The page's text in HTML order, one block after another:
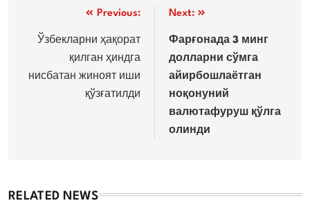
menyusi
Previous:
Ўзбекларни ҳақорат
қилган ҳиндга
нисбатан жиноят иши
қўзғатилди
Next:
Фарғонада 3 минг
долларни сўмга
айирбошлаётган
ноқонуний
валютафуруш қўлга
олинди
RELATED NEWS